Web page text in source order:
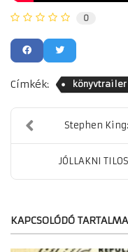
0
Címkék: könyvtrailer
Stephen
JÓLLAKNI
KAPCSOLÓDÓ